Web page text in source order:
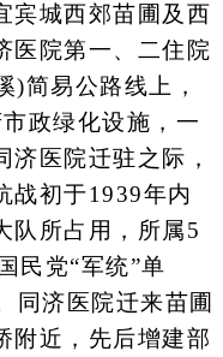
宾城西郊苗圃及西
医院第一、二住院
)简易公路线上，
政绿化设施，一
医院迁驻之际，
战初于1939年内
队所占用，所属5
民党“军统”单
同济医院迁来苗圃
附近，先后增建部